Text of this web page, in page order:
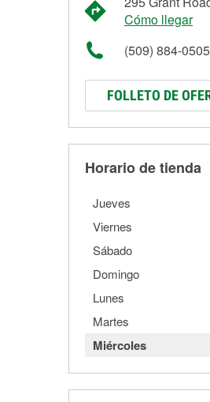
Cómo llegar
(509) 884-0505
FOLLETO DE
Horario de tienda
Jueves
Viernes
Sábado
Domingo
Lunes
Martes
Miércoles